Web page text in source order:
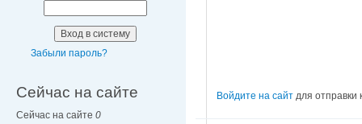
Забыли пароль?
Сейчас на сайте
Сейчас на сайте 0
Войдите на сайт для отправки